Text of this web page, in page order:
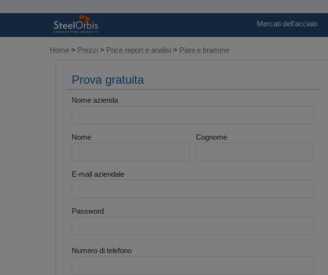
Mercati dell'acciaio
Home > Prezzi > Price report e analisi > Piani e bramme
Prova gratuita
Nome azienda
Nome Cognome
E-mail aziendale
Password
Numero di telefono